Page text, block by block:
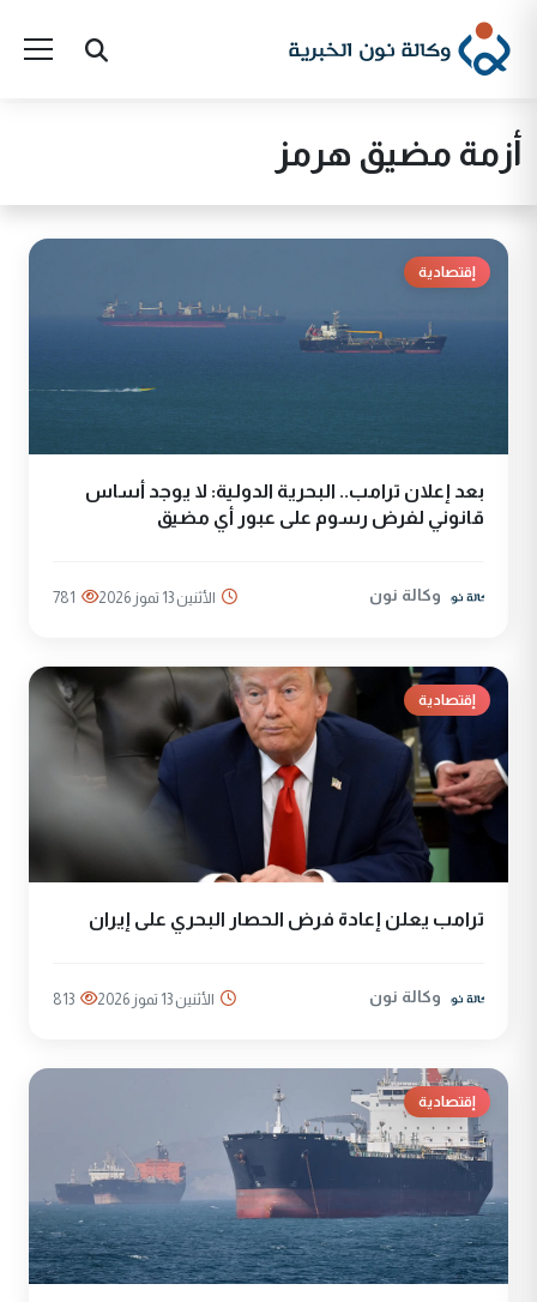
أزمة مضيق هرمز
إقتصادية
بعد إعلان ترامب.. البحرية الدولية: لا يوجد أساس
قانوني لفرض رسوم على عبور أي مضيق
وكالة نون الأثنين 13 تموز 2026 781
إقتصادية
ترامب يعلن إعادة فرض الحصار البحري على إيران
وكالة نون الأثنين 13 تموز 2026 813
إقتصادية